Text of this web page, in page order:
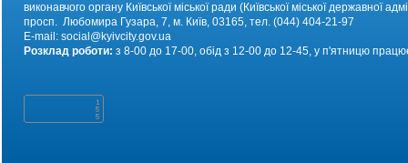
виконавчого органу Київської міської ради (Київської міської державної
просп. Любомира Гузара, 7, м. Київ, 03165, тел. (044) 404-21-97
E-mail: social@kyivcity.gov.ua
Розклад роботи: з 8-00 до 17-00, обід з 12-00 до 12-45, у п'ятницю